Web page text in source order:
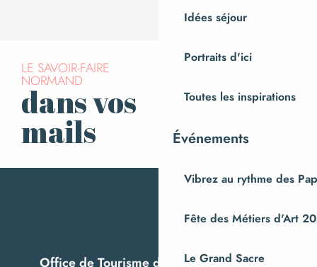
Idées séjour
Portraits d'ici
Toutes les inspirations
Événements
Vibrez au rythme des
Fête des Métiers d'Art
Le Grand Sacre
LE SAVOIR-FAIRE
NORMAND
dans vos
mails
S’inscrire à la
Office de Tourisme de Villedieu Intercom